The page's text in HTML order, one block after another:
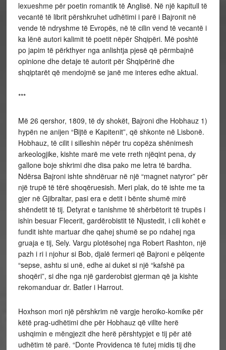
lexueshme për poetin romantik të Anglisë. Në një kapitull të
vecantë të librit përshkruhet udhëtimi i parë i Bajronit në
vende të ndryshme të Evropës, në të cilin vend të vecantë i
ka lënë autori kalimit të poetit nëpër Shqipëri. Më poshtë
po japim të përkthyer nga anlishtja pjesë që përmbajnë
opinione dhe detaje të autorit për Shqipërinë dhe
shqiptarët që mendojmë se janë me interes edhe aktual.
***
Më 26 qershor, 1809, të dy shokët, Bajroni dhe Hobhauz 1)
hypën ne anijen “Bijtë e Kapitenit”, që shkonte në Lisbonë.
Hobhauz, të cilit i silleshin nëpër tru copëza shënimesh
arkeologjike, kishte marë me vete rreth njëqint pena, dy
gallone boje shkrimi dhe disa pako me letra të bardha.
Ndërsa Bajroni ishte shndëruar në një “magnet natyror” për
një trupë të tërë shoqëruesish. Meri plak, do të ishte me ta
gjer në Gjibraltar, pasi era e detit i bënte shumë mirë
shëndetit të tij. Detyrat e tanishme të shërbëtorit të trupës i
ishin besuar Flecerit, gardërobistit të Njustedit, i cili kohët e
fundit ishte martuar dhe qahej shumë se po ndahej nga
gruaja e tij, Sely. Vargu plotësohej nga Robert Rashton, një
pazh i ri i njohur si Bob, djalë fermeri që Bajroni e pëlqente
“sepse, ashtu si unë, edhe ai duket si një “kafshë pa
shoqëri”, si dhe nga një garderobist gjerman që ja kishte
rekomanduar dr. Batler i Harrout.
Hoxhson mori një përshkrim në vargje heroiko-komike për
këtë prag-udhëtimi dhe për Hobhauz që villte herë
ushqimin e mëngjezit dhe herë përshtypjet e tij për atë
udhëtim të parë. “Donte Providenca të futej midis tij dhe